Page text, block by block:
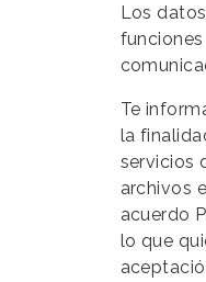
Los
Te
la
servicios
archivos
acuerdo
lo que